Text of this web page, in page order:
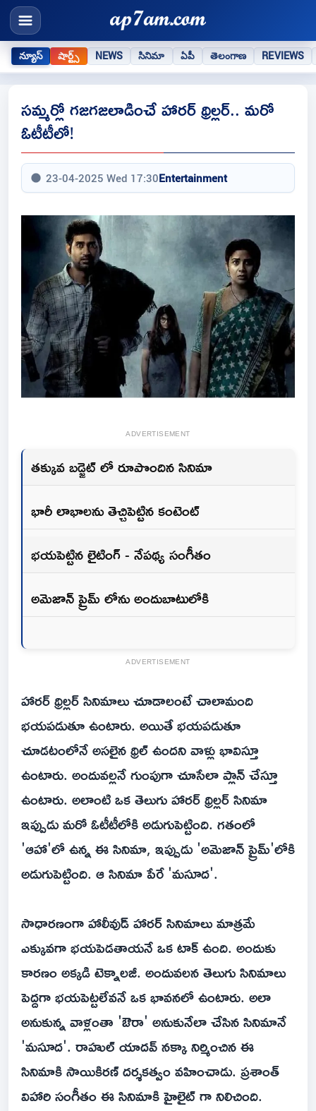
న్యూస్ షార్ట్స్ NEWS సినిమా ఏపీ తెలంగాణ REVIEWS
సమ్మర్లో గజగజలాడించే హారర్ థ్రిల్లర్.. మరో
ఓటీటీలో!
23-04-2025 Wed 17:30Entertainment
ADVERTISEMENT
తక్కువ బడ్జెట్ లో రూపొందిన సినిమా
భారీ లాభాలను తెచ్చిపెట్టిన కంటెంట్
భయపెట్టిన లైటింగ్ - నేపథ్య సంగీతం
అమెజాన్ ప్రైమ్ లోను అందుబాటులోకి
ADVERTISEMENT
హారర్ థ్రిల్లర్ సినిమాలు చూడాలంటే చాలామంది
భయపడుతూ ఉంటారు. అయితే భయపడుతూ
చూడటంలోనే అసలైన థ్రిల్ ఉందని వాళ్లు భావిస్తూ
ఉంటారు. అందువల్లనే గుంపుగా చూసేలా ప్లాన్ చేస్తూ
ఉంటారు. అలాంటి ఒక తెలుగు హారర్ థ్రిల్లర్ సినిమా
ఇప్పుడు మరో ఓటీటీలోకి అడుగుపెట్టింది. గతంలో
'ఆహా'లో ఉన్న ఈ సినిమా, ఇప్పుడు 'అమెజాన్ ప్రైమ్'లోకి
అడుగుపెట్టింది. ఆ సినిమా పేరే 'మసూద'.
సాధారణంగా హాలీవుడ్ హారర్ సినిమాలు మాత్రమే
ఎక్కువగా భయపెడతాయనే ఒక టాక్ ఉంది. అందుకు
కారణం అక్కడి టెక్నాలజీ. అందువలన తెలుగు సినిమాలు
పెద్దగా భయపెట్టలేవనే ఒక భావనలో ఉంటారు. అలా
అనుకున్న వాళ్లంతా 'ఔరా' అనుకునేలా చేసిన సినిమానే
'మసూద'. రాహుల్ యాదవ్ నక్కా నిర్మించిన ఈ
సినిమాకి సాయికిరణ్ దర్శకత్వం వహించాడు. ప్రశాంత్
విహారి సంగీతం ఈ సినిమాకి హైలైట్ గా నిలిచింది.